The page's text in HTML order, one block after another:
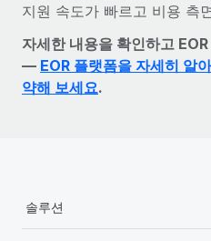
지원 속도가 빠르고 비용 측
자세한 내용을 확인하고
— EOR 플랫폼을 자세히 알
약해 보세요.
솔루션